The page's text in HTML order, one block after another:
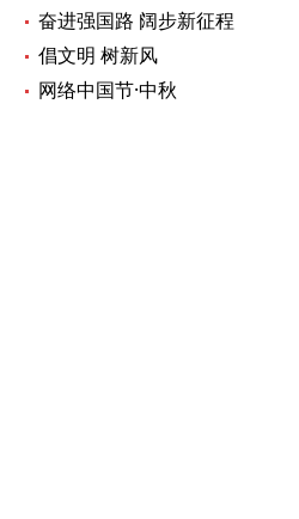
奋进强国路 阔步新征程
倡文明 树新风
网络中国节·中秋